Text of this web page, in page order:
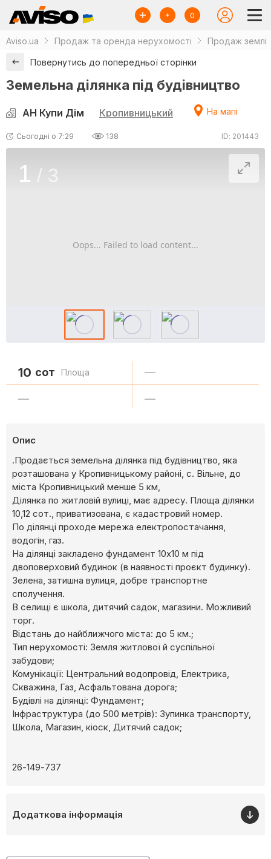
0
Aviso.ua Продаж та оренда нерухомості Продаж землі
Повернутись до попередньої сторінки
Земельна ділянка під будівництво
АН Купи Дім Кропивницький На мапі
Сьогодні о 7:29 138 ID: 201443
Oops... Failed to load content...
1 / 3
10 сот Площа —
— —
Опис
.Продається земельна ділянка під будівництво, яка
розташована у Кропивницькому районі, с. Вільне, до
міста Кропивницький менше 5 км,
Ділянка по житловій вулиці, має адресу. Площа ділянки
10,12 сот., приватизована, є кадастровий номер.
По ділянці проходе мережа електропостачання,
водогін, газ.
На ділянці закладено фундамент 10х10 м під
двоповерховий будинок (в наявності проєкт будинку).
Зелена, затишна вулиця, добре транспортне
сполучення.
В селищі є школа, дитячий садок, магазини. Можливий
торг.
Відстань до найближчого міста: до 5 км.;
Тип нерухомості: Земля житлової й суспільної
забудови;
Комунікації: Центральний водопровід, Електрика,
Скважина, Газ, Асфальтована дорога;
Будівлі на ділянці: Фундамент;
Інфраструктура (до 500 метрів): Зупинка транспорту,
Школа, Магазин, кіоск, Дитячий садок;
26-149-737
Додаткова інформація